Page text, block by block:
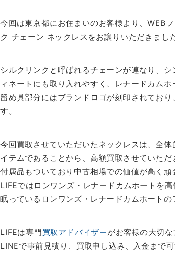
今回は東京都にお住まいのお客様より、WEB
ク チェーン ネックレスをお譲りいただきました
シルクリンクと呼ばれるチェーンが連なり、
ィネートにも取り入れやすく、レナードカム
留め具部分にはブランドロゴが刻印されてお
す。
今回買取させていただいたネックレスは、全
イテムであることから、高額買取させていただ
付属品もついており中古相場での価値が高く頑
LIFEではロンワンズ・レナードカムホートを高
眠っているロンワンズ・レナードカムホート
LIFEは専門買取アドバイザーがお客様の大切
LINEで事前見積り、買取申し込み、入金まで